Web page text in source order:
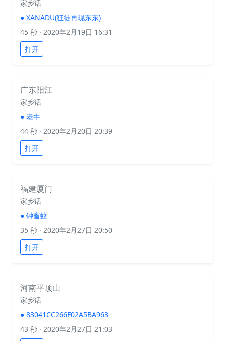
家乡话
● XANADU(狂徒再现东东)
45 秒 · 2020年2月19日 16:31
打开
广东阳江
家乡话
● 老牛
44 秒 · 2020年2月20日 20:39
打开
福建厦门
家乡话
● 钟畜蚊
35 秒 · 2020年2月27日 20:50
打开
河南平顶山
家乡话
● 83041CC266F02A5BA963
43 秒 · 2020年2月27日 21:03